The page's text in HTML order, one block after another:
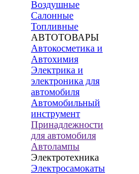
Воздушные
Салонные
Топливные
АВТОТОВАРЫ
Автокосметика и
Автохимия
Электрика и
электроника для
автомобиля
Автомобильный
инструмент
Принадлежности
для автомобиля
Автолампы
Электротехника
Электросамокаты